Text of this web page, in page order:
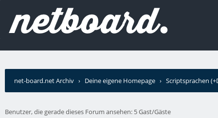
net-board.net Archiv › Deine eigene Homepage › Scriptsprachen
Benutzer, die gerade dieses Forum ansehen: 5 Gast/Gäste